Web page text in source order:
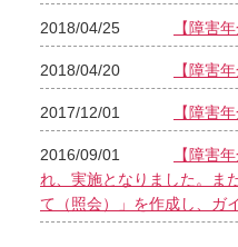
2018/04/25 【障害
2018/04/20 【障害
2017/12/01 【障害
2016/09/01
【障害
れ、実施となりました。ま
て（照会）」を作成し、ガ